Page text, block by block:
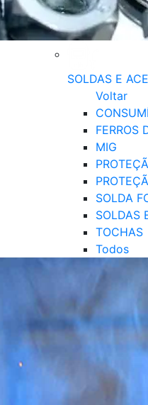
SOLDAS E
Voltar
FERROS
MIG
SOLDA
SOLDAS
TOCHAS
Todos